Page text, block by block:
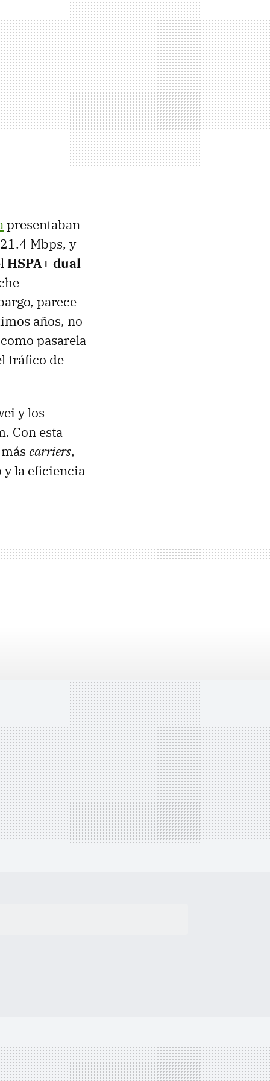
presentaban
Mbps, y
HSPA+ dual
parece
años, no
pasarela
tráfico de
y los
Con esta
carriers,
y la eficiencia